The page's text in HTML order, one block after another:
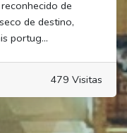
de
de destino,
portug...
479 Visitas